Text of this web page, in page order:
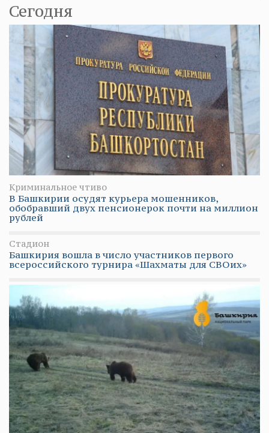
Сегодня
Криминальное чтиво
В Башкирии осудят курьера мошенников,
обобравший двух пенсионерок почти на миллион
рублей
Стадион
Башкирия вошла в число участников первого
всероссийского турнира «Шахматы для СВОих»